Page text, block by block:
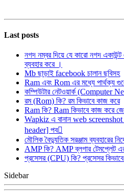
Last posts
নগদ নম্বর দিয়ে যে কারো নগদ
ব্যবহার করে ।
Mb ছাড়াই facebook চালান ছবিসহ
Ram এবং Rom এর মধ্যে পার্থক্য
কম্পিউটার নেটওয়ার্ক (Computer
রম (Rom) কি? রম কিভাবে কাজ করে
Ram কি? Ram কিভাবে কাজ করে
Wapkiz এ বানান web
header] পব
মৌলিক বৈদ্যুতিক সরঞ্জাম ব্যবহারের
AMP কি? AMP ব্লগার টেমপ্লেট
প্রসেসর (CPU) কি? প্রসেসর
Sidebar